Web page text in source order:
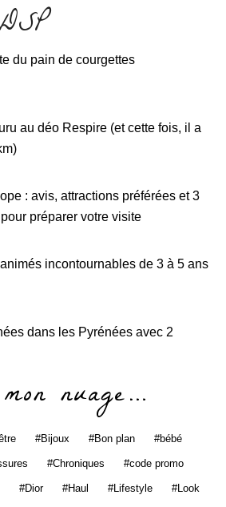
du pain de courgettes
au déo Respire (et cette fois, il a
: avis, attractions préférées et 3
préparer votre visite
incontournables de 3 à 5 ans
dans les Pyrénées avec 2
nuage…
Bijoux Bon plan bébé
Chroniques code promo
Dior Haul Lifestyle Look